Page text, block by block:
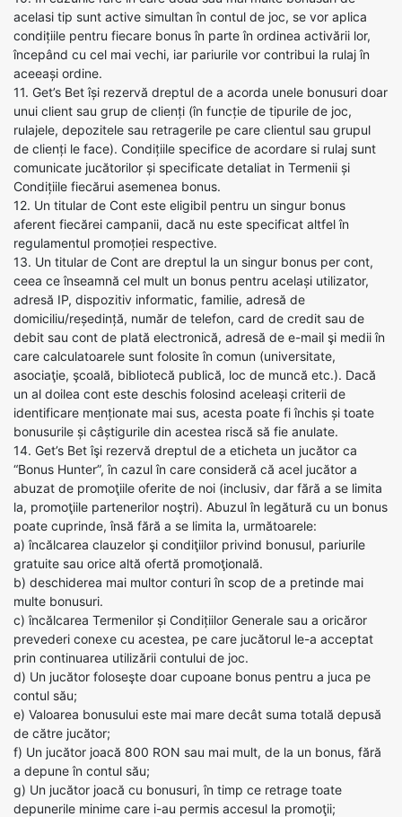
acelasi tip sunt active simultan în contul de joc, se vor aplica
condițiile pentru fiecare bonus în parte în ordinea activării lor,
începând cu cel mai vechi, iar pariurile vor contribui la rulaj în
aceeași ordine.
11. Get’s Bet își rezervă dreptul de a acorda unele bonusuri doar
unui client sau grup de clienți (în funcție de tipurile de joc,
rulajele, depozitele sau retragerile pe care clientul sau grupul
de clienți le face). Condițiile specifice de acordare si rulaj sunt
comunicate jucătorilor și specificate detaliat in Termenii și
Condițiile fiecărui asemenea bonus.
12. Un titular de Cont este eligibil pentru un singur bonus
aferent fiecărei campanii, dacă nu este specificat altfel în
regulamentul promoției respective.
13. Un titular de Cont are dreptul la un singur bonus per cont,
ceea ce înseamnă cel mult un bonus pentru același utilizator,
adresă IP, dispozitiv informatic, familie, adresă de
domiciliu/reședință, număr de telefon, card de credit sau de
debit sau cont de plată electronică, adresă de e-mail şi medii în
care calculatoarele sunt folosite în comun (universitate,
asociaţie, şcoală, bibliotecă publică, loc de muncă etc.). Dacă
un al doilea cont este deschis folosind aceleași criterii de
identificare menționate mai sus, acesta poate fi închis și toate
bonusurile și câștigurile din acestea riscă să fie anulate.
14. Get’s Bet îşi rezervă dreptul de a eticheta un jucător ca
“Bonus Hunter”, în cazul în care consideră că acel jucător a
abuzat de promoţiile oferite de noi (inclusiv, dar fără a se limita
la, promoţiile partenerilor noştri). Abuzul în legătură cu un bonus
poate cuprinde, însă fără a se limita la, următoarele:
a) încălcarea clauzelor şi condiţiilor privind bonusul, pariurile
gratuite sau orice altă ofertă promoţională.
b) deschiderea mai multor conturi în scop de a pretinde mai
multe bonusuri.
c) încălcarea Termenilor și Condițiilor Generale sau a oricăror
prevederi conexe cu acestea, pe care jucătorul le-a acceptat
prin continuarea utilizării contului de joc.
d) Un jucător foloseşte doar cupoane bonus pentru a juca pe
contul său;
e) Valoarea bonusului este mai mare decât suma totală depusă
de către jucător;
f) Un jucător joacă 800 RON sau mai mult, de la un bonus, fără
a depune în contul său;
g) Un jucător joacă cu bonusuri, în timp ce retrage toate
depunerile minime care i-au permis accesul la promoţii;